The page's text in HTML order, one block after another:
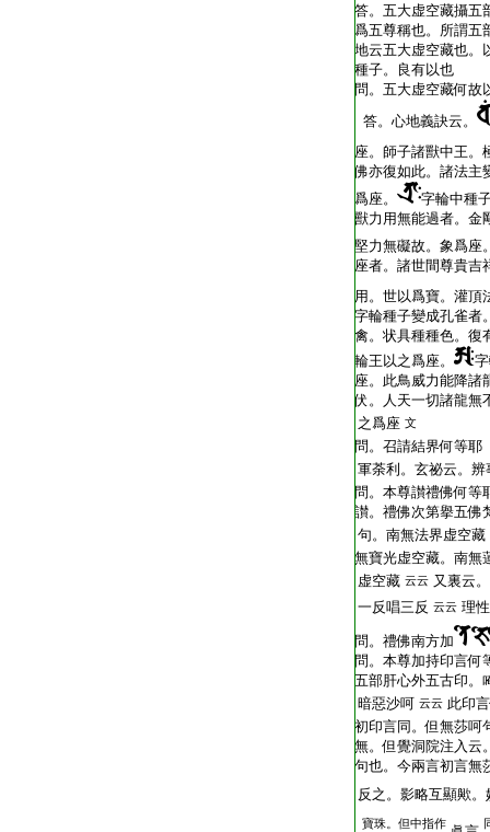
答。五大虚空藏攝五
爲五尊稱也。所謂五
地云五大虚空藏也。
種子。良有以也
問。五大虚空藏何故
答。心地義訣云。
座。師子諸獸中王。
佛亦復如此。諸法主
爲座。
字輪中種
獸力用無能過者。金
堅力無礙故。象爲座
座者。諸世間尊貴吉
用。世以爲寶。灌頂
字輪種子變成孔雀者
禽。状具種種色。復
輪王以之爲座。
座。此鳥威力能降諸
伏。人天一切諸龍無
之爲座 文
問。召請結界何等
軍荼利。玄祕云。辨
問。本尊讃禮佛何
讃。禮佛次第擧五佛
句。南無法界虚空藏
無寶光虚空藏。南無
虚空藏 云云 又裏云
一反唱三反 云云 理
問。禮佛南方加
問。本尊加持印言
五部肝心外五古印。
暗惡沙呵 云云 此印
初印言同。但無莎呵
無。但覺洞院注入云
句也。今兩言初言無
反之。影略互顯歟
寶珠。但中指作